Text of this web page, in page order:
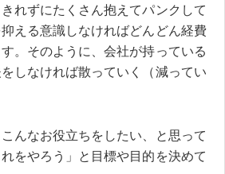
れずにたくさん抱えてパンクして
える意識しなければどんどん経費
。そのように、会社が持っている
しなければ散っていく（減ってい
んなお役立ちをしたい、と思って
をやろう」と目標や目的を決めて